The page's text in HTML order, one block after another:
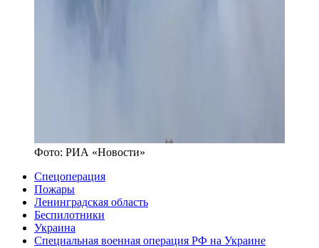
Фото: РИА «Новости»
Спецоперация
Пожары
Ленинградская область
Беспилотники
Украина
Специальная военная операция РФ на Украине